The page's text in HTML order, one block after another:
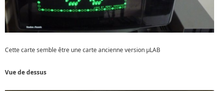
Cette carte semble être une carte ancienne version µLAB
Vue de dessus